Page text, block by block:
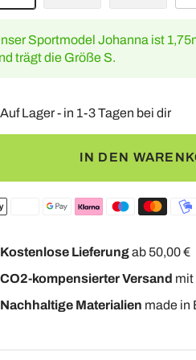
Sportmodel Johanna ist
trägt die Größe S.
Auf Lager - in 1-3 Tagen bei dir
IN DEN
Kostenlose Lieferungab 50,00 €
CO2-kompensierter Versand mit
Nachhaltige Materialien made in